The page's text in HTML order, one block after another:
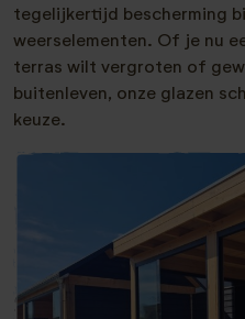
tegelijkertijd bescherming
weerselementen. Of je nu
terras wilt vergroten of
buitenleven, onze glazen
keuze.